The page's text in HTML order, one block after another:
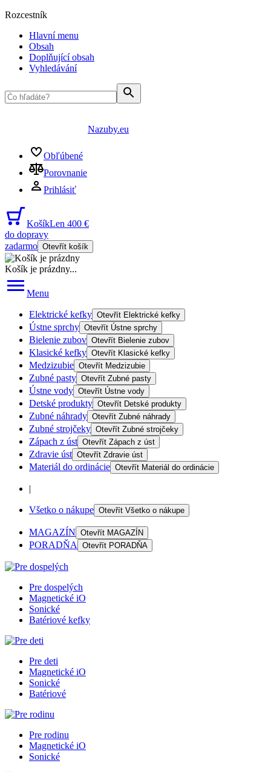
Rozcestník
Hlavní menu
Obsah
Doplňující obsah
Vyhledávání
Nazuby.eu
Obľúbené
Porovnanie
Prihlásiť
KošíkLen 400 €
do dopravy
zadarmo Otevřít košík
Košík je prázdny...
Menu
Elektrické kefky Otevřít Elektrické kefky
Ústne sprchy Otevřít Ústne sprchy
Bielenie zubov Otevřít Bielenie zubov
Klasické kefky Otevřít Klasické kefky
Medzizubie Otevřít Medzizubie
Zubné pasty Otevřít Zubné pasty
Ústne vody Otevřít Ústne vody
Detské produkty Otevřít Detské produkty
Zubné náhrady Otevřít Zubné náhrady
Zubné strojčeky Otevřít Zubné strojčeky
Zápach z úst Otevřít Zápach z úst
Zdravie úst Otevřít Zdravie úst
Materiál do ordinácie Otevřít Materiál do ordinácie
|
Všetko o nákupe Otevřít Všetko o nákupe
MAGAZÍN Otevřít MAGAZÍN
PORADŇA Otevřít PORADŇA
Pre dospelých
Magnetické iO
Sonické
Batériové kefky
Pre deti
Magnetické iO
Sonické
Batériové
Pre rodinu
Magnetické iO
Sonické